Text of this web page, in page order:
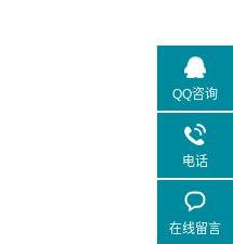
QQ咨询
电话
在线留言